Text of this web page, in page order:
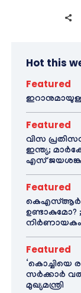
Hot this
Featured
Featured
വിസ
ഇന്ത്യ;
എസ്
Featured
ഉണ്ടാകുമോ?
നിർണായകം
Featured
‘കൊച്ചിയെ
സർക്കാർ
മുഖ്യമന്ത്രി